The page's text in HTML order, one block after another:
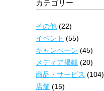
カテゴリー
その他 (22)
イベント (55)
キャンペーン (45)
メディア掲載 (20)
商品・サービス (104)
店舗 (15)